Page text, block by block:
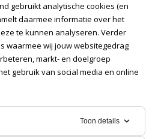
gebruikt analytische cookies (en
daarmee informatie over het
te kunnen analyseren. Verder
waarmee wij jouw websitegedrag
markt- en doelgroep
gebruik van social media en online
Toon details